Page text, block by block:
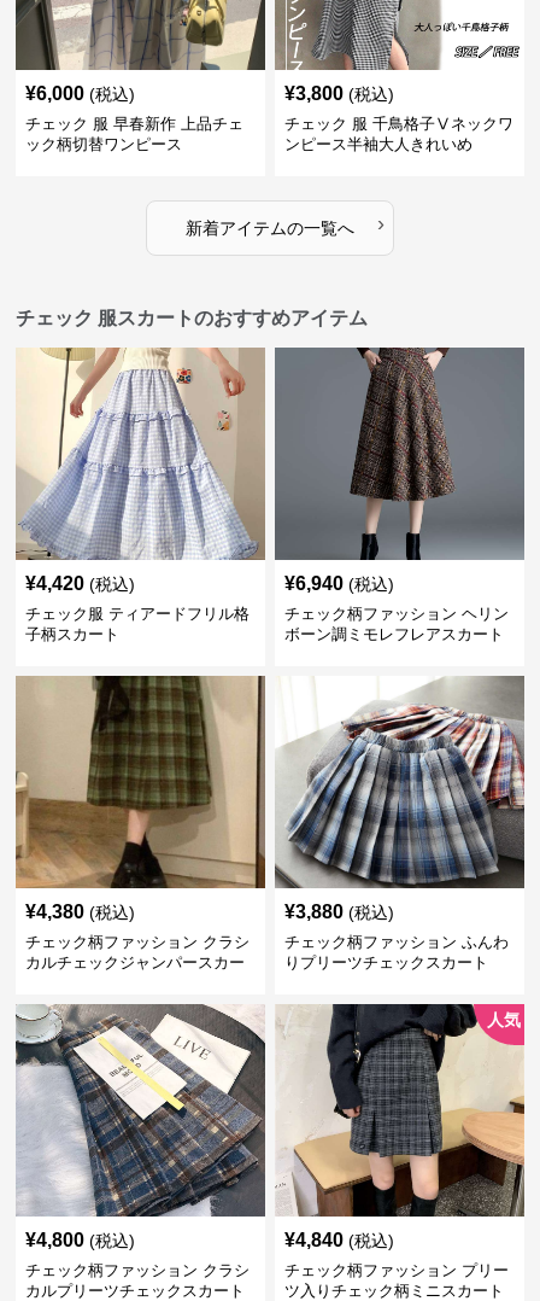
¥6,000 (税込)
チェック 服 早春新作 上品チェ
ック柄切替ワンピース
¥3,800 (税込)
チェック 服 千鳥格子Ⅴネックワ
ンピース半袖大人きれいめ
新着アイテムの一覧へ ›
チェック 服スカートのおすすめアイテム
¥4,420 (税込)
チェック服 ティアードフリル格
子柄スカート
¥6,940 (税込)
チェック柄ファッション ヘリン
ボーン調ミモレフレアスカート
¥4,380 (税込)
チェック柄ファッション クラシ
カルチェックジャンパースカー
¥3,880 (税込)
チェック柄ファッション ふんわ
りプリーツチェックスカート
¥4,800 (税込)
チェック柄ファッション クラシ
カルプリーツチェックスカート
人気
¥4,840 (税込)
チェック柄ファッション プリー
ツ入りチェック柄ミニスカート